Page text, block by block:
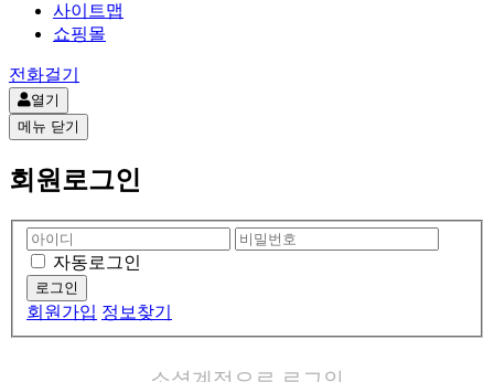
사이트맵
쇼핑몰
전화걸기
열기
메뉴 닫기
회원로그인
자동로그인
회원가입 정보찾기